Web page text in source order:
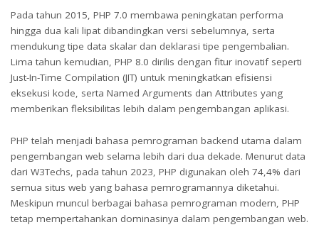
Pada tahun 2015, PHP 7.0 membawa peningkatan performa
hingga dua kali lipat dibandingkan versi sebelumnya, serta
mendukung tipe data skalar dan deklarasi tipe pengembalian.
Lima tahun kemudian, PHP 8.0 dirilis dengan fitur inovatif seperti
Just-In-Time Compilation (JIT) untuk meningkatkan efisiensi
eksekusi kode, serta Named Arguments dan Attributes yang
memberikan fleksibilitas lebih dalam pengembangan aplikasi.
PHP telah menjadi bahasa pemrograman backend utama dalam
pengembangan web selama lebih dari dua dekade. Menurut data
dari W3Techs, pada tahun 2023, PHP digunakan oleh 74,4% dari
semua situs web yang bahasa pemrogramannya diketahui.
Meskipun muncul berbagai bahasa pemrograman modern, PHP
tetap mempertahankan dominasinya dalam pengembangan web.